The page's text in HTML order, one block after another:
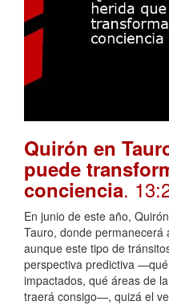
Quirón en
puede
conciencia.
En junio de este año,
Tauro, donde
aunque este tipo de
perspectiva predictiva
impactados, qué áreas de
traerá consigo—, quizá el